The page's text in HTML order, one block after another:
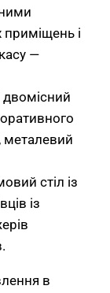
і
—
двомісний
стіл із
із
в